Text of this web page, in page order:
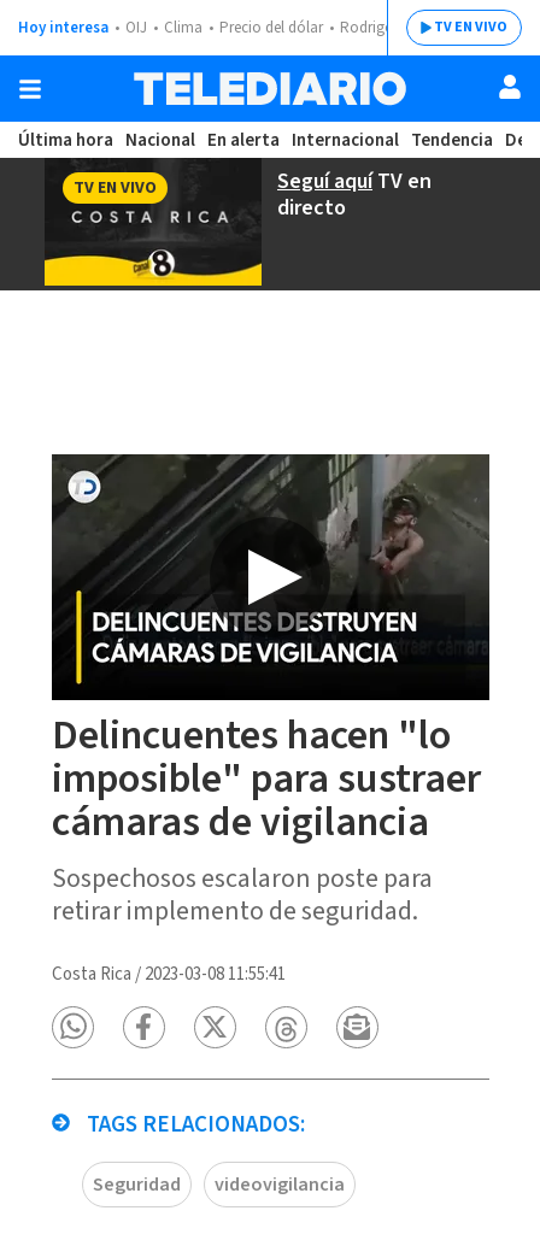
Hoy interesa OIJ Clima Precio del dólar Rodrigo ChavesTV EN VIVO
Última hora Nacional En alerta Internacional Tendencia
Seguí aquíTV en
directo
TV EN VIVO
Delincuentes hacen "lo
imposible" para sustraer
cámaras de vigilancia
Sospechosos escalaron poste para
retirar implemento de seguridad.
Costa Rica /2023-03-08 11:55:41
TAGS RELACIONADOS:
Seguridad videovigilancia